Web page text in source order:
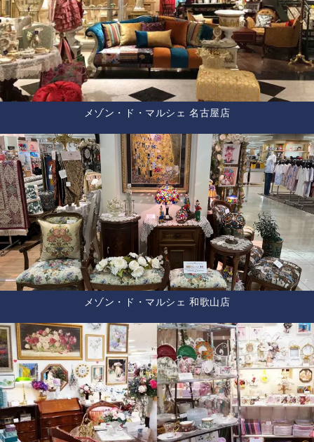
メゾン・ド・マルシェ 名古屋店
メゾン・ド・マルシェ 和歌山店